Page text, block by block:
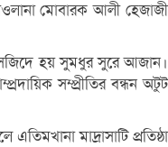
মোবারক আলী হেজাজী
হয় সুমধুর সুরে আজান।
সম্প্রীতির বন্ধন অটুট
মাদ্রাসাটি প্রতিষ্ঠা